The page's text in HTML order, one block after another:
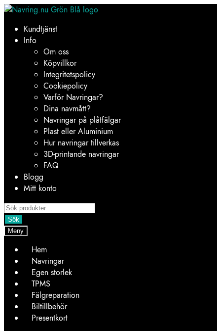
Hoppa
navigering
Hoppa
innehållKundtjänst
Info
Om oss
Köpvillkor
Integritetspolicy
Cookiepolicy
Varför Navringar?
Dina navmått?
Navringar på plåtfälgar
Plast eller Aluminium
Hur navringar tillverkas
3D-printande navringar
FAQ
Blogg
Mitt konto
Products
search
Sök
Meny
Hem
Navringar
Egen storlek
TPMS
Fälgreparation
Biltillbehör
Presentkort